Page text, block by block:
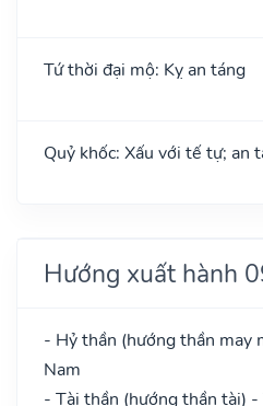
Tứ thời đại mộ: Kỵ an táng
Quỷ khốc: Xấu với tế tự; an
Hướng xuất hành
- Hỷ thần (hướng thần may
Nam
- Tài thần (hướng thần tài)